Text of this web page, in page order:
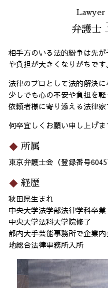
Lawyer
弁護士
相手方のいる法的紛争は先
や負担が大きくなりがちです
法律のプロとして法的解決に
少しでも心の不安や負担を
依頼者様に寄り添える法律家
何卒宜しくお願い申し上げま
所属
東京弁護士会（登録番号
経歴
秋田県生まれ
中央大学法学部法律学科卒業
中央大学法科大学院修了
都内大手芸能事務所で企業
地総合法律事務所入所